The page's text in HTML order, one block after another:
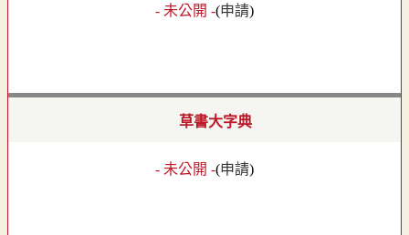
- 未公開 -(申請)
草書大字典
- 未公開 -(申請)